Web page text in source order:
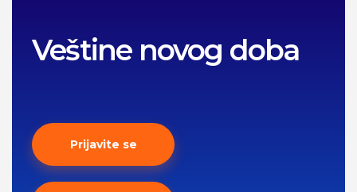
Veštine novog doba
Prijavite se